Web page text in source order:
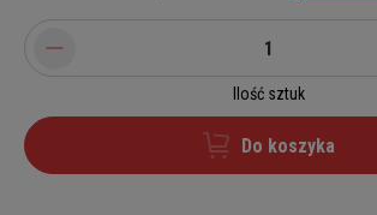
Ilość sztuk
Do koszyka